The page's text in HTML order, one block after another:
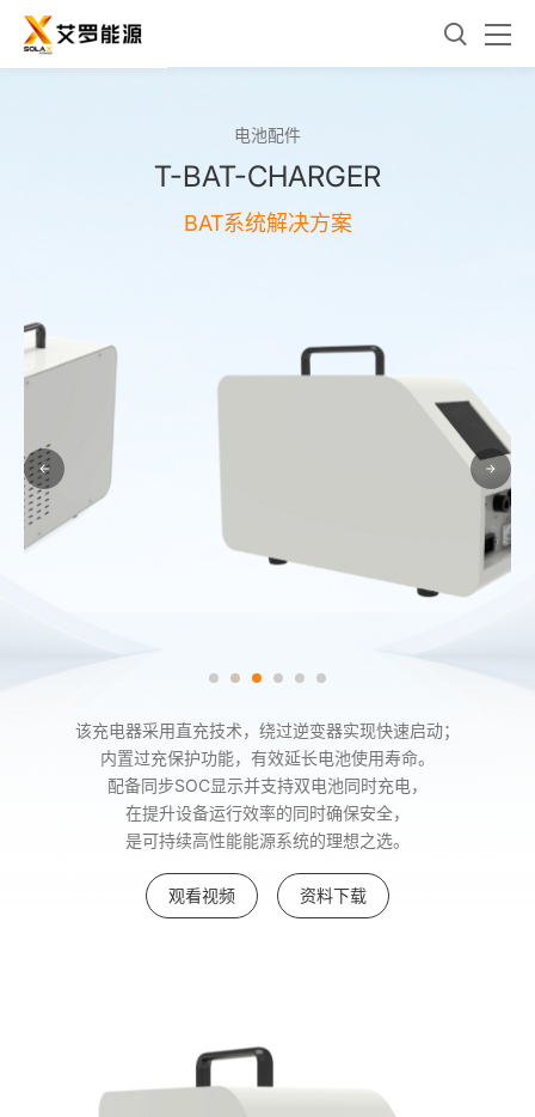
电池配件
T-BAT-CHARGER
BAT系统解决方案
该充电器采用直充技术，绕过逆变器实现快速启动；
内置过充保护功能，有效延长电池使用寿命。
配备同步SOC显示并支持双电池同时充电，
在提升设备运行效率的同时确保安全，
是可持续高性能能源系统的理想之选。
观看视频 资料下载